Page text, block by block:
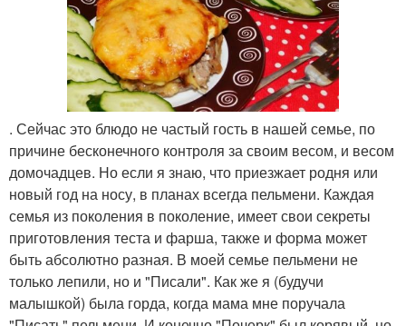
. Сейчас это блюдо не частый гость в нашей семье, по
причине бесконечного контроля за своим весом, и весом
домочадцев. Но если я знаю, что приезжает родня или
новый год на носу, в планах всегда пельмени. Каждая
семья из поколения в поколение, имеет свои секреты
приготовления теста и фарша, также и форма может
быть абсолютно разная. В моей семье пельмени не
только лепили, но и "Писали". Как же я (будучи
малышкой) была горда, когда мама мне поручала